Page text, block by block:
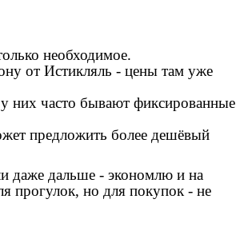
необходимое.
от Истикляль - цены там уже
них часто бывают фиксированные
предложить более дешёвый
даже дальше - экономлю и на
прогулок, но для покупок - не